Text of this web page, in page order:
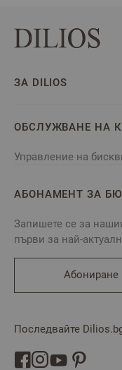
ЗА DILIOS
ОБСЛУЖВАНЕ НА
Управление на
АБОНАМЕНТ ЗА
Запишете се за
първи за най-
Абониране
Последвайте